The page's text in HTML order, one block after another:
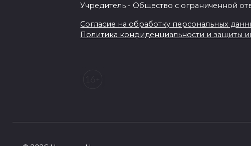
Учредитель - Общество с ограниченной
Согласие на обработку персональных
Политика конфиденциальности и защиты